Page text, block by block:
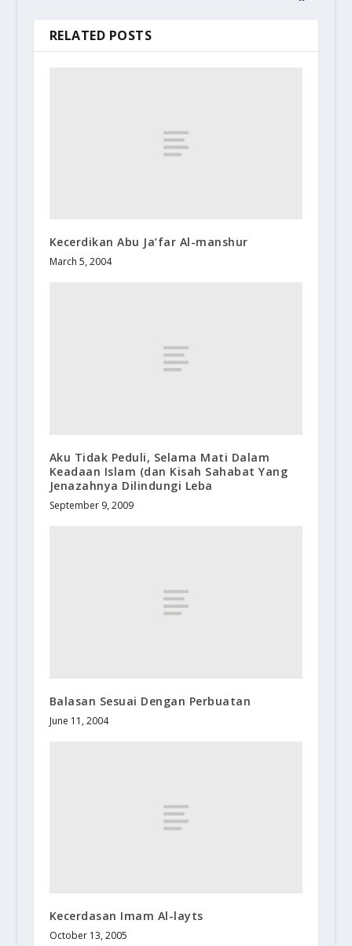
RELATED POSTS
Kecerdikan Abu Ja’far Al-manshur
March 5, 2004
Aku Tidak Peduli, Selama Mati Dalam
Keadaan Islam (dan Kisah Sahabat Yang
Jenazahnya Dilindungi Leba
September 9, 2009
Balasan Sesuai Dengan Perbuatan
June 11, 2004
Kecerdasan Imam Al-layts
October 13, 2005